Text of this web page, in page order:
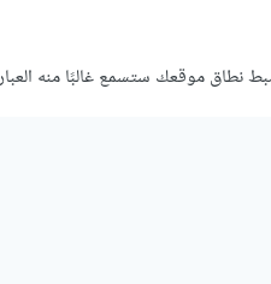
موقعك ستسمع غالبًا منه